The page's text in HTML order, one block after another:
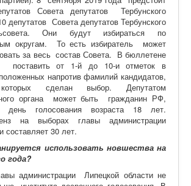
Совета депутатов Тербунского
депутатов Совета депутатов Тербунского
Они будут избираться по
округам. То есть избиратель может
за весь состав Совета. В бюллетене
от 1-й до 10-и отметок в
напротив фамилий кандидатов,
сделан выбор. Депутатом
органа может быть гражданин РФ,
день голосования возраста 18 лет.
на выборах главы администрации
30 лет.
использовать новшества на
года?
администрации Липецкой области не